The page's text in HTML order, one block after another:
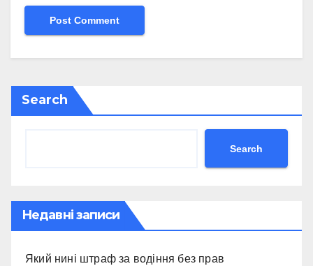
Search
Search
Недавні записи
Який нині штраф за водіння без прав